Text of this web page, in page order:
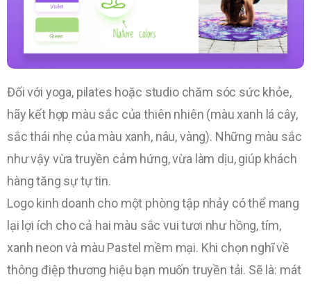
Đối với yoga, pilates hoặc studio chăm sóc sức khỏe,
hãy kết hợp màu sắc của thiên nhiên (màu xanh lá cây,
sắc thái nhẹ của màu xanh, nâu, vàng). Những màu sắc
như vậy vừa truyền cảm hứng, vừa làm dịu, giúp khách
hàng tăng sự tự tin.
Logo kinh doanh cho một phòng tập nhảy có thể mang
lại lợi ích cho cả hai màu sắc vui tươi như hồng, tím,
xanh neon và màu Pastel mềm mại. Khi chọn nghĩ về
thông điệp thương hiệu bạn muốn truyền tải. Sẽ là: mát